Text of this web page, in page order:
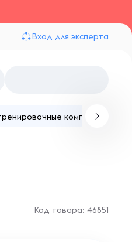
Вход для эксперта
комплексы
Код товара: 46851